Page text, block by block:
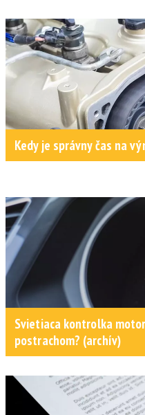
Kedy je správny čas na
Svietiaca kontrolka
postrachom? (archív)